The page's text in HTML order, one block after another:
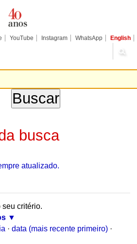
YouTube Instagram WhatsApp English
busca
atualizado.
critério.
· data (mais recente primeiro) ·